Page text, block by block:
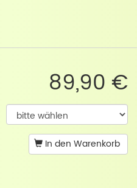
89,90 €
In den Warenkorb